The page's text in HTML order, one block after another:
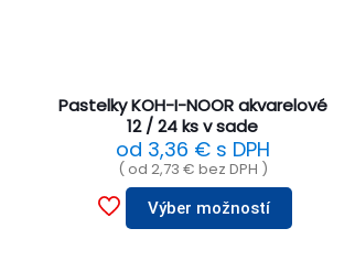
Pastelky KOH-I-NOOR akvarelové
12 / 24 ks v sade
od 3,36 €s DPH
( od 2,73 € bez DPH )
Výber možností